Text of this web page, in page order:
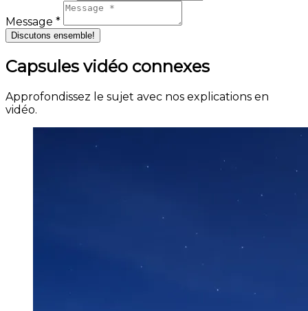
Message *
Discutons ensemble!
Capsules vidéo connexes
Approfondissez le sujet avec nos explications en
vidéo.